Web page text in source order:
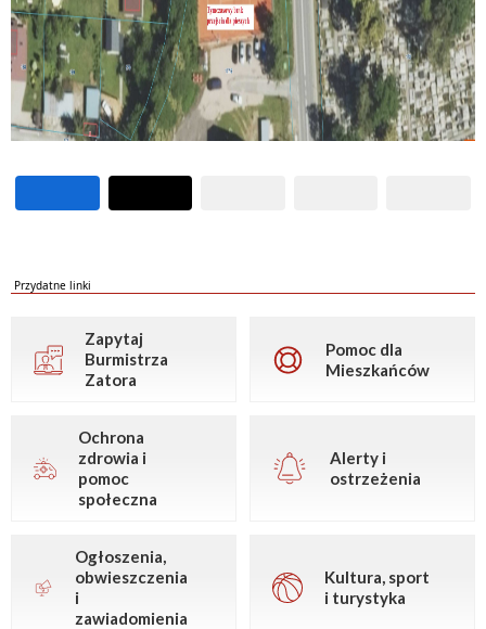
Przydatne linki
Zapytaj
Burmistrza
Zatora
Pomoc dla
Mieszkańców
Ochrona
zdrowia i
pomoc
społeczna
Alerty i
ostrzeżenia
Ogłoszenia,
obwieszczenia
i
zawiadomienia
Kultura, sport
i turystyka